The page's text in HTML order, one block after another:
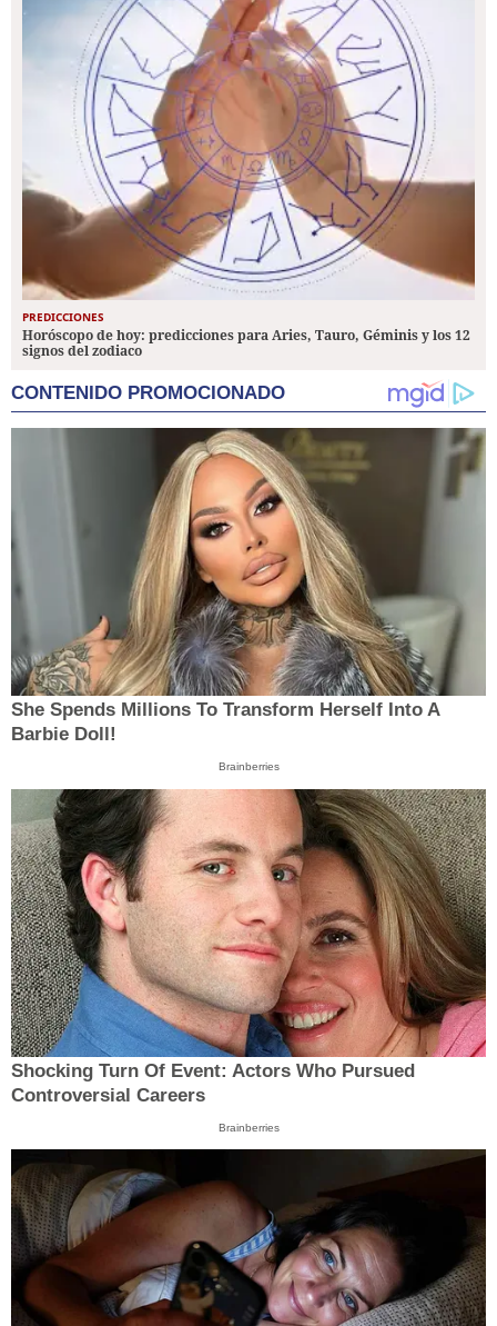
PREDICCIONES
Horóscopo de hoy: predicciones para Aries, Tauro, Géminis y los 12
signos del zodiaco
CONTENIDO PROMOCIONADO
She Spends Millions To Transform Herself Into A
Barbie Doll!
Brainberries
Shocking Turn Of Event: Actors Who Pursued
Controversial Careers
Brainberries